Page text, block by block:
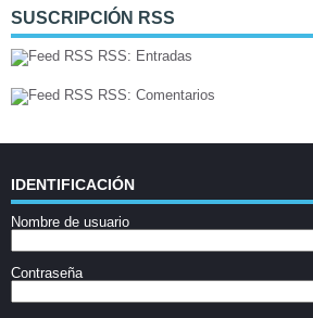
SUSCRIPCIÓN RSS
RSS: Entradas
RSS: Comentarios
IDENTIFICACIÓN
Nombre de usuario
Contraseña